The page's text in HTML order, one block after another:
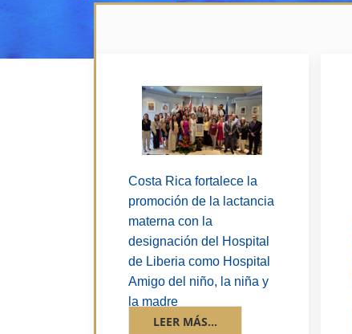
Costa Rica fortalece la
promoción de la lactancia
materna con la
designación del Hospital
de Liberia como Hospital
Amigo del niño, la niña y
la madre
LEER MÁS...